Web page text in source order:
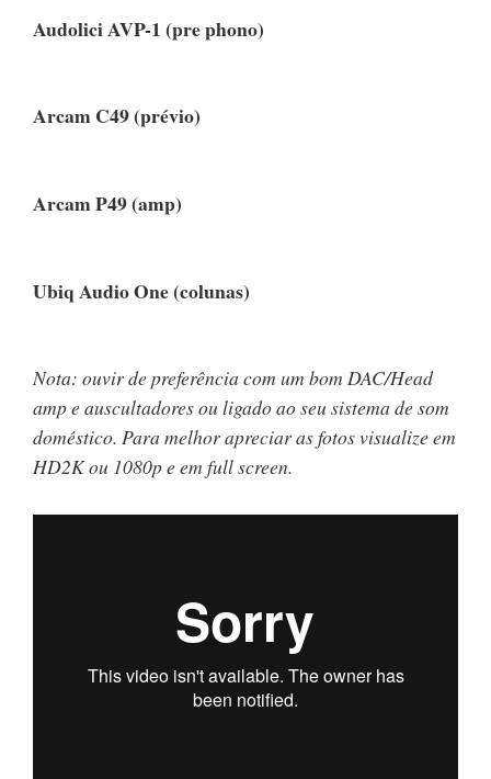
Audolici AVP-1 (pre phono)
Arcam C49 (prévio)
Arcam P49 (amp)
Ubiq Audio One (colunas)
Nota: ouvir de preferência com um bom DAC/Head
amp e auscultadores ou ligado ao seu sistema de som
doméstico. Para melhor apreciar as fotos visualize em
HD2K ou 1080p e em full screen.